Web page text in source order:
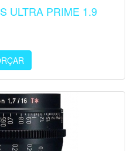
ULTRA PRIME 1.9